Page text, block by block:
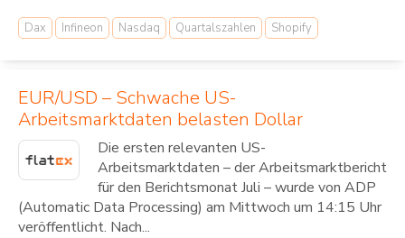
Dax Infineon Nasdaq Quartalszahlen Shopify
EUR/USD – Schwache US-
Arbeitsmarktdaten belasten Dollar
Die ersten relevanten US-
Arbeitsmarktdaten – der Arbeitsmarktbericht
für den Berichtsmonat Juli – wurde von ADP
(Automatic Data Processing) am Mittwoch um 14:15 Uhr
veröffentlicht. Nach...